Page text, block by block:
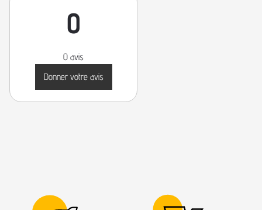
0
0 avis
Donner votre avis